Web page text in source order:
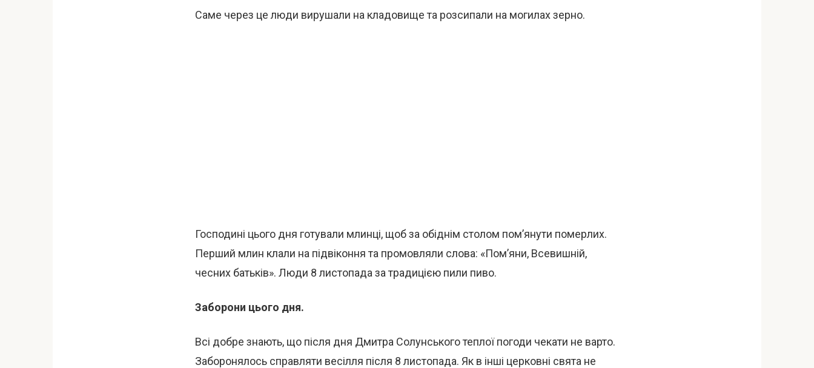
Саме через це люди вирушали на кладовище та розсипали на могилах зерно.
Господині цього дня готували млинці, щоб за обіднім столом пом’янути померлих.
Перший млин клали на підвіконня та промовляли слова: «Пом’яни, Всевишній,
чесних батьків». Люди 8 листопада за традицією пили пиво.
Заборони цього дня.
Всі добре знають, що після дня Дмитра Солунського теплої погоди чекати не варто.
Заборонялось справляти весілля після 8 листопада. Як в інші церковні свята не